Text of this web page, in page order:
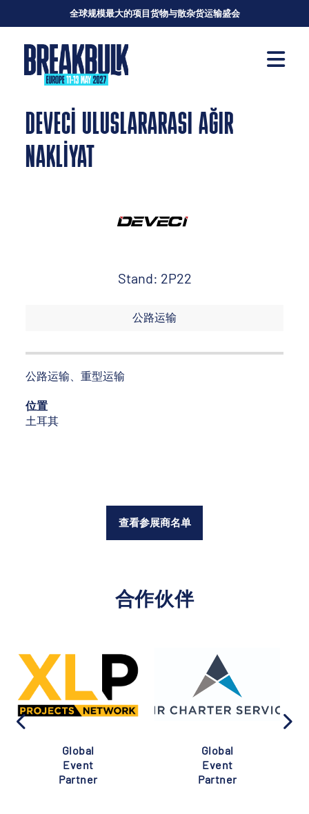
全球规模最大的项目货物与散杂货运输盛会
DEVECİ ULUSLARARASI AĞIR
NAKLİYAT
Stand: 2P22
公路运输
公路运输、重型运输
位置
土耳其
查看参展商名单
合作伙伴
Global
Event
Partner
Global
Event
Partner